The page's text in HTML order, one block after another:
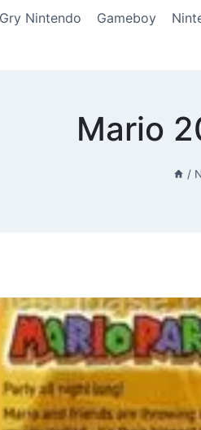
Gry Nintendo Gameboy
Mario
/